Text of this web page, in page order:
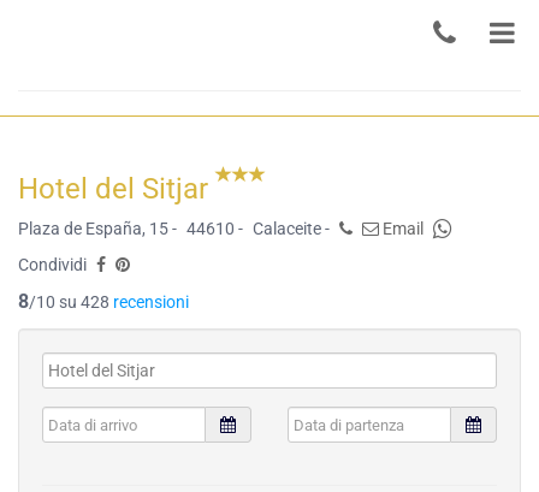
Hotel del Sitjar
Plaza de España, 15 - 44610 - Calaceite -
Email
Condividi
8/10 su 428 recensioni